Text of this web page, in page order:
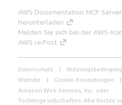
AWS Documentation MCP Server
herunterladen
Melden Sie sich bei der AWS-
AWS re:Post
Datenschutz
Website
Cookie-Einstellungen
Amazon Web Services, Inc. oder
Tochtergesellschaften. Alle Rechte